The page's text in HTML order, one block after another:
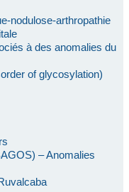
nodulose-arthropathie
à des anomalies du
of glycosylation)
– Anomalies